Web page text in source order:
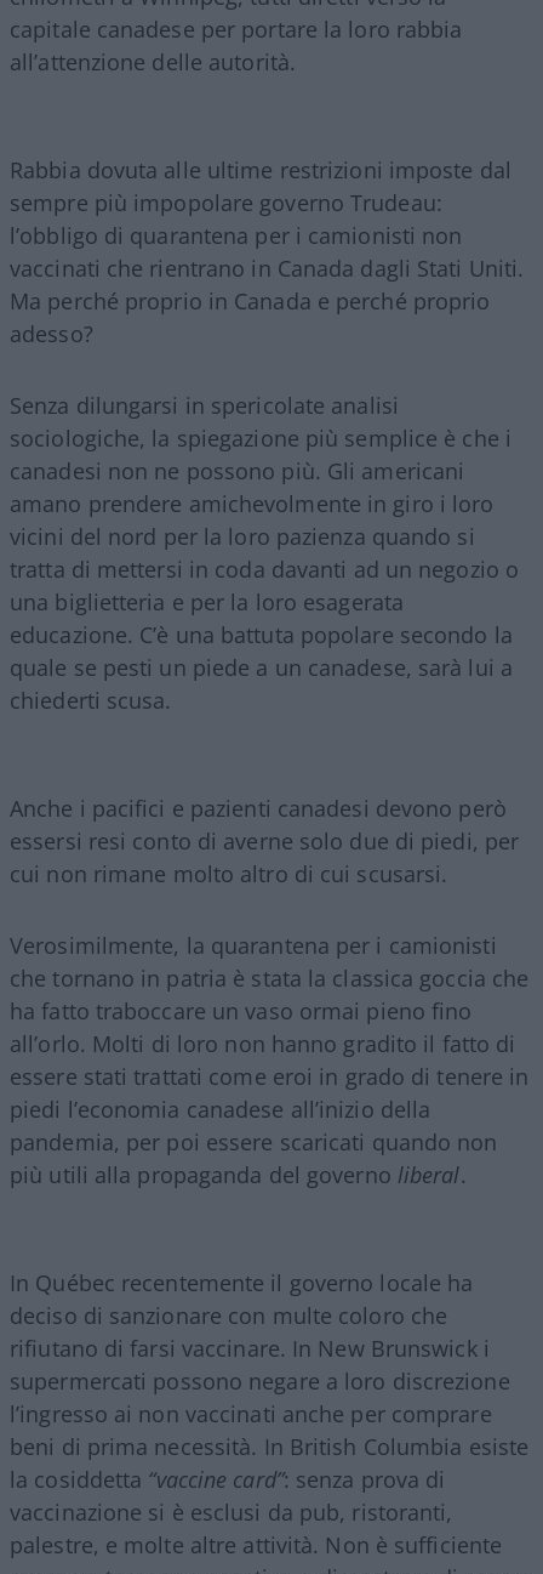
capitale canadese per portare la loro rabbia
all’attenzione delle autorità.
Rabbia dovuta alle ultime restrizioni imposte dal
sempre più impopolare governo Trudeau:
l’obbligo di quarantena per i camionisti non
vaccinati che rientrano in Canada dagli Stati Uniti.
Ma perché proprio in Canada e perché proprio
adesso?
Senza dilungarsi in spericolate analisi
sociologiche, la spiegazione più semplice è che i
canadesi non ne possono più. Gli americani
amano prendere amichevolmente in giro i loro
vicini del nord per la loro pazienza quando si
tratta di mettersi in coda davanti ad un negozio o
una biglietteria e per la loro esagerata
educazione. C’è una battuta popolare secondo la
quale se pesti un piede a un canadese, sarà lui a
chiederti scusa.
Anche i pacifici e pazienti canadesi devono però
essersi resi conto di averne solo due di piedi, per
cui non rimane molto altro di cui scusarsi.
Verosimilmente, la quarantena per i camionisti
che tornano in patria è stata la classica goccia che
ha fatto traboccare un vaso ormai pieno fino
all’orlo. Molti di loro non hanno gradito il fatto di
essere stati trattati come eroi in grado di tenere in
piedi l’economia canadese all’inizio della
pandemia, per poi essere scaricati quando non
più utili alla propaganda del governo liberal.
In Québec recentemente il governo locale ha
deciso di sanzionare con multe coloro che
rifiutano di farsi vaccinare. In New Brunswick i
supermercati possono negare a loro discrezione
l’ingresso ai non vaccinati anche per comprare
beni di prima necessità. In British Columbia esiste
la cosiddetta “vaccine card”: senza prova di
vaccinazione si è esclusi da pub, ristoranti,
palestre, e molte altre attività. Non è sufficiente